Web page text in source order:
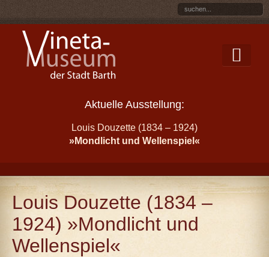
Aktuelle Ausstellung:
Louis Douzette (1834 – 1924)
»Mondlicht und Wellenspiel«
Louis Douzette (1834 –
1924) »Mondlicht und
Wellenspiel«